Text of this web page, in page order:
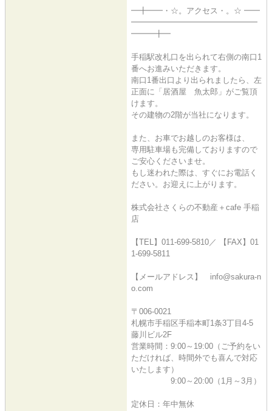
━╋━━・☆。アクセス・。☆ ━━
━━━━━━━━━━━━━━━━
━━━╋━
手稲駅改札口を出られて右側の南口1
番へお進みいただきます。
南口1番出口より出られましたら、左
正面に「居酒屋 魚太郎」がご覧頂
けます。
その建物の2階が当社になります。
また、お車でお越しのお客様は、
専用駐車場も完備しておりますので
ご安心くださいませ。
もし迷われた際は、すぐにお電話く
ださい。お迎えに上がります。
株式会社さくらの不動産＋cafe 手稲
店
【TEL】011-699-5810／ 【FAX】01
1-699-5811
【メールアドレス】 info@sakura-n
o.com
〒006-0021
札幌市手稲区手稲本町1条3丁目4-5
藤川ビル2F
営業時間：9:00～19:00（ご予約をい
ただければ、時間外でも喜んで対応
いたします）
9:00～20:00（1月～3月）
定休日：年中無休